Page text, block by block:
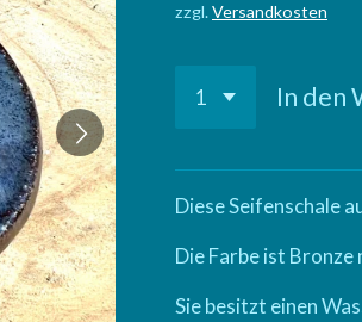
zzgl.Versandkosten
In den
Diese Seifenschale
Die Farbe ist Bronze
Sie besitzt einen